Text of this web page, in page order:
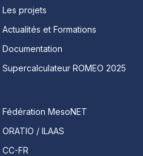
Les projets
Actualités et Formations
Documentation
Supercalculateur ROMEO 2025
Fédération MesoNET
ORATIO / ILAAS
CC-FR